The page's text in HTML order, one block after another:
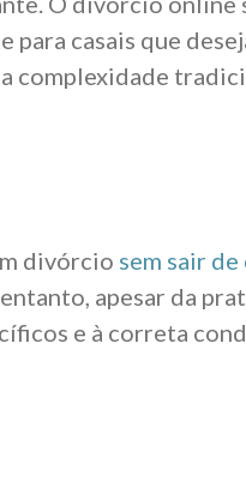
para casais que
complexidade
divórcio sem sair de
apesar da
e à correta